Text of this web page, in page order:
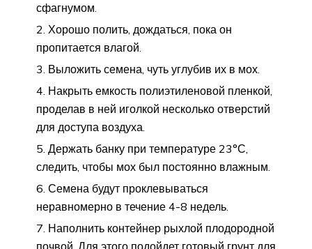
сфагнумом.
Хорошо полить, дождаться, пока он
пропитается влагой.
Выложить семена, чуть углубив их в мох.
Накрыть емкость полиэтиленовой пленкой,
проделав в ней иголкой несколько отверстий
для доступа воздуха.
Держать банку при температуре 23°С,
следить, чтобы мох был постоянно влажным.
Семена будут проклевываться
неравномерно в течение 4-8 недель.
Наполнить контейнер рыхлой плодородной